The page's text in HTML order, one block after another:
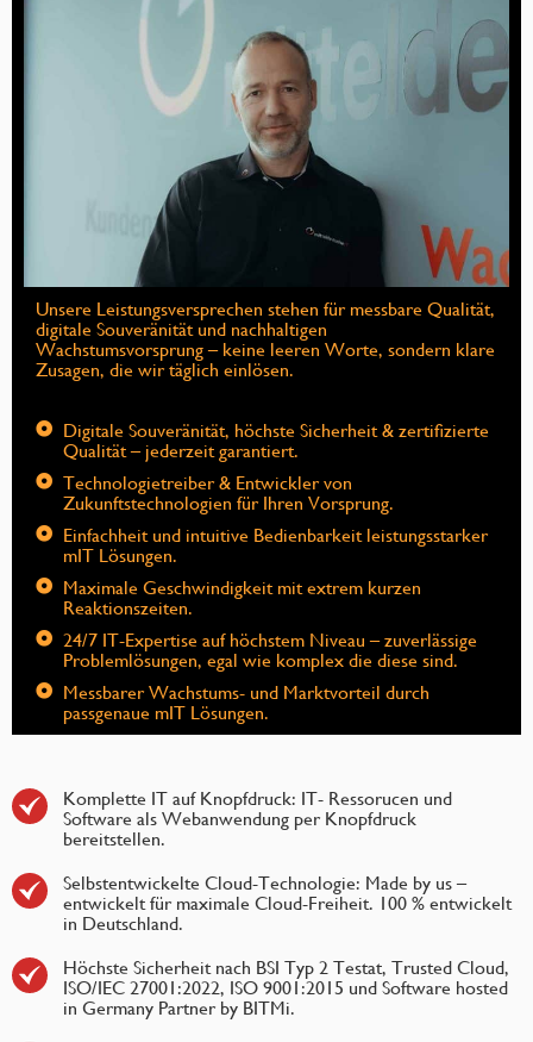
Unsere Leistungsversprechen stehen für messbare Qualität,
digitale Souveränität und nachhaltigen
Wachstumsvorsprung – keine leeren Worte, sondern klare
Zusagen, die wir täglich einlösen.
Digitale Souveränität, höchste Sicherheit & zertifizierte
Qualität – jederzeit garantiert.
Technologietreiber & Entwickler von
Zukunftstechnologien für Ihren Vorsprung.
Einfachheit und intuitive Bedienbarkeit leistungsstarker
mIT Lösungen.
Maximale Geschwindigkeit mit extrem kurzen
Reaktionszeiten.
24/7 IT-Expertise auf höchstem Niveau – zuverlässige
Problemlösungen, egal wie komplex die diese sind.
Messbarer Wachstums- und Marktvorteil durch
passgenaue mIT Lösungen.
Komplette IT auf Knopfdruck: IT- Ressorucen und
Software als Webanwendung per Knopfdruck
bereitstellen.
Selbstentwickelte Cloud-Technologie: Made by us –
entwickelt für maximale Cloud-Freiheit. 100 % entwickelt
in Deutschland.
Höchste Sicherheit nach BSI Typ 2 Testat, Trusted Cloud,
ISO/IEC 27001:2022, ISO 9001:2015 und Software hosted
in Germany Partner by BITMi.